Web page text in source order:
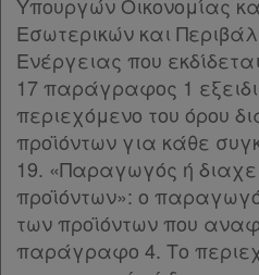
Εσωτερικών και
Ενέργειας που
17 παράγραφος 1
περιεχόμενο του όρου
προϊόντων για κάθε
19. «Παραγωγός ή
προϊόντων»: ο
των προϊόντων που
παράγραφο 4. Το